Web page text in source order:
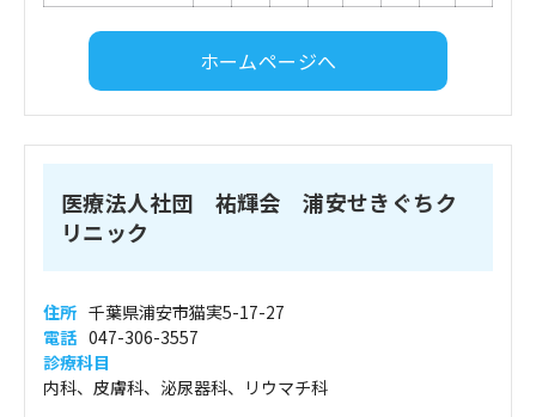
ホームページへ
医療法人社団 祐輝会 浦安せきぐちク
リニック
住所 千葉県浦安市猫実5-17-27
電話 047-306-3557
診療科目
内科、皮膚科、泌尿器科、リウマチ科